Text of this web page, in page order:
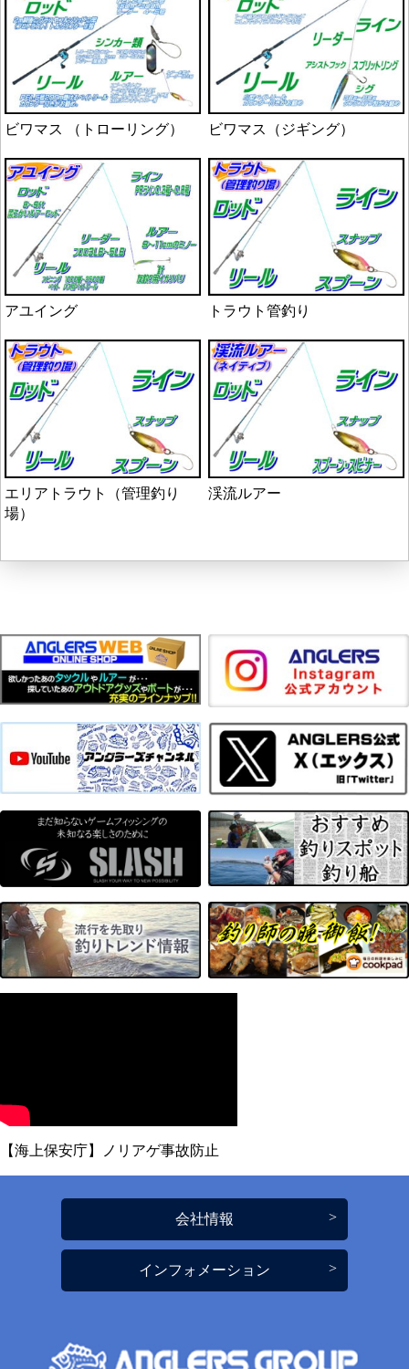
ビワマス （トローリング） ビワマス（ジギング）
アユイング トラウト管釣り
エリアトラウト（管理釣り
場）
渓流ルアー
【海上保安庁】ノリアゲ事故防止
会社情報
インフォメーション